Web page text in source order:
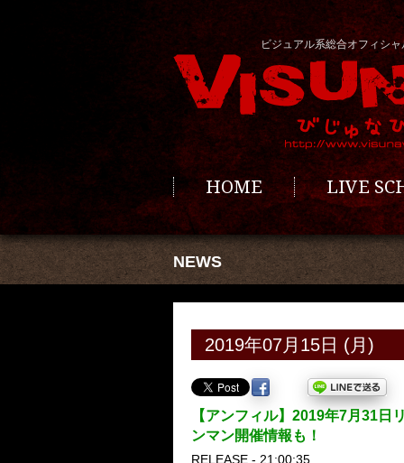
ビジュアル系総合オフィシ
HOME LIVE
NEWS
2019年07月15日 (月)
【アンフィル】2019年7月31
ンマン開催情報も！
RELEASE - 21:00:35